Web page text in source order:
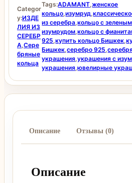
Categor
y:ИЗДЕ
ЛИЯ ИЗ
СЕРЕБР
А,Сере
бряные
кольца
Tags:ADAMANT,женское
кольцо,изумруд,
из серебра,кольцо с
изумрудом,кольцо с
925,купить кольцо Бишкек,
Бишкек,серебро 925,
украшения,украшения с
украшения,ювелирные
Описание Отзывы (0)
Описание